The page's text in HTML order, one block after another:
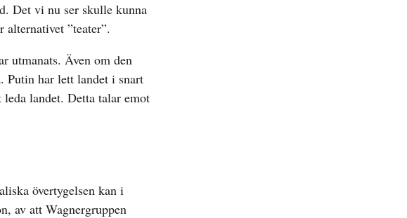
Det vi nu ser skulle kunna
”teater”.
utmanats. Även om den
Putin har lett landet i snart
landet. Detta talar emot
övertygelsen kan i
av att Wagnergruppen